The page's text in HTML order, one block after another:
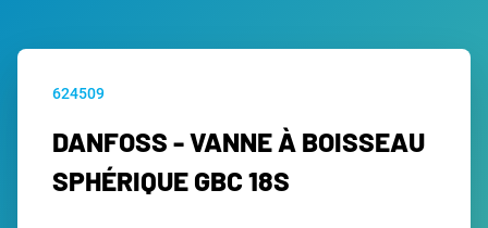
624509
DANFOSS - VANNE À BOISSEAU
SPHÉRIQUE GBC 18S